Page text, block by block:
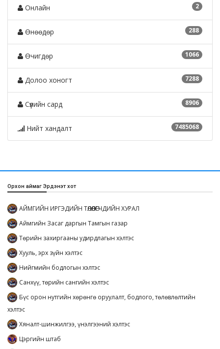
2
Онлайн
288
Өнөөдөр
1066
Өчигдөр
7288
Долоо хоногт
8906
Сүүлийн сард
7485068
Нийт хандалт
Орхон аймаг Эрдэнэт хот
АЙМГИЙН ИРГЭДИЙН ТӨЛӨӨЛӨГЧДИЙН ХУРАЛ
Аймгийн Засаг даргын Тамгын газар
Төрийн захиргааны удирдлагын хэлтэс
Хууль, эрх зүйн хэлтэс
Нийгмийн бодлогын хэлтэс
Санхүү, төрийн сангийн хэлтэс
Бүс орон нутгийн хөрөнгө оруулалт, бодлого, төлөвлөлтийн
хэлтэс
Хяналт-шинжилгээ, үнэлгээний хэлтэс
Цэргийн штаб